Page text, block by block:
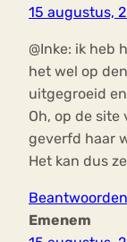
15 augustus,
@Inke: ik heb
het wel op
uitgegroeid
Oh, op de
geverfd haar
Het kan dus
Beantwoorden
Emenem